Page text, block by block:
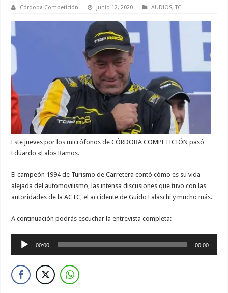
Córdoba Competición junio 12, 2020 AUDIOS,TC
Este jueves por los micrófonos de CÓRDOBA COMPETICIÓN pasó
Eduardo «Lalo» Ramos.
El campeón 1994 de Turismo de Carretera contó cómo es su vida
alejada del automovilismo, las intensa discusiones que tuvo con las
autoridades de la ACTC, el accidente de Guido Falaschi y mucho más.
A continuación podrás escuchar la entrevista completa:
Reproductor
00:00 00:00